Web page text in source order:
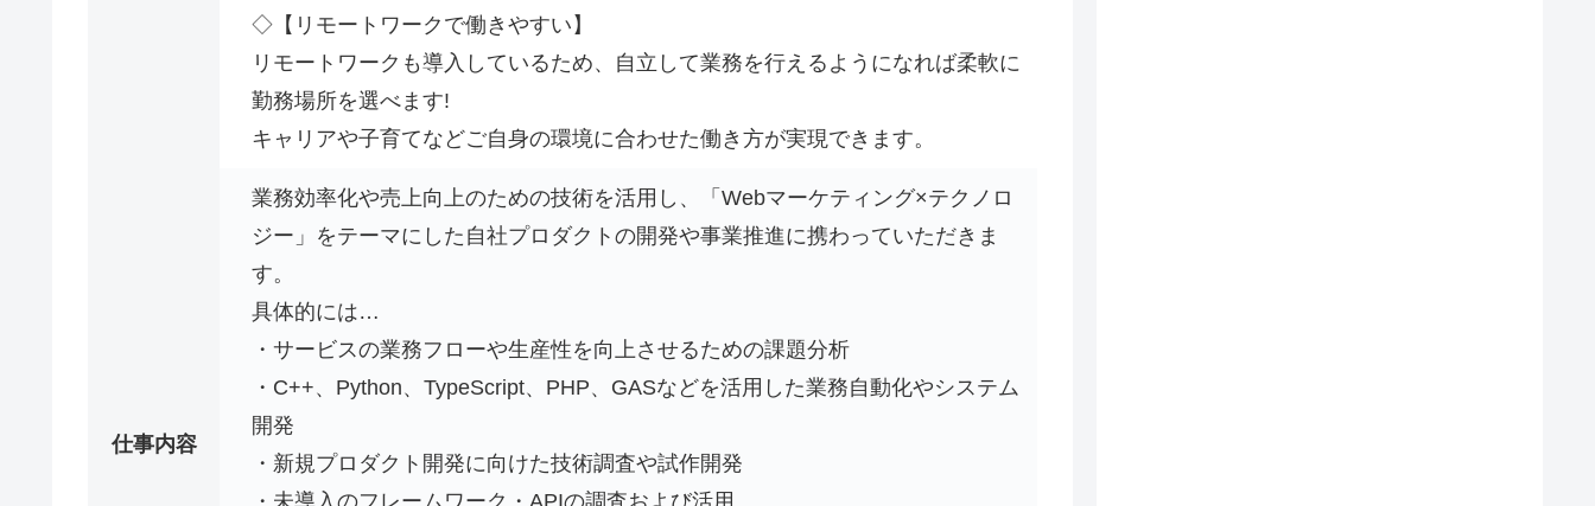
◇【リモートワークで働きやすい】
リモートワークも導入しているため、自立して業務を行えるようになれば柔軟に
勤務場所を選べます!
キャリアや子育てなどご自身の環境に合わせた働き方が実現できます。
仕事内容
業務効率化や売上向上のための技術を活用し、「Webマーケティング×テクノロ
ジー」をテーマにした自社プロダクトの開発や事業推進に携わっていただきま
す。
具体的には…
・サービスの業務フローや生産性を向上させるための課題分析
・C++、Python、TypeScript、PHP、GASなどを活用した業務自動化やシステム
開発
・新規プロダクト開発に向けた技術調査や試作開発
・未導入のフレームワーク・APIの調査および活用